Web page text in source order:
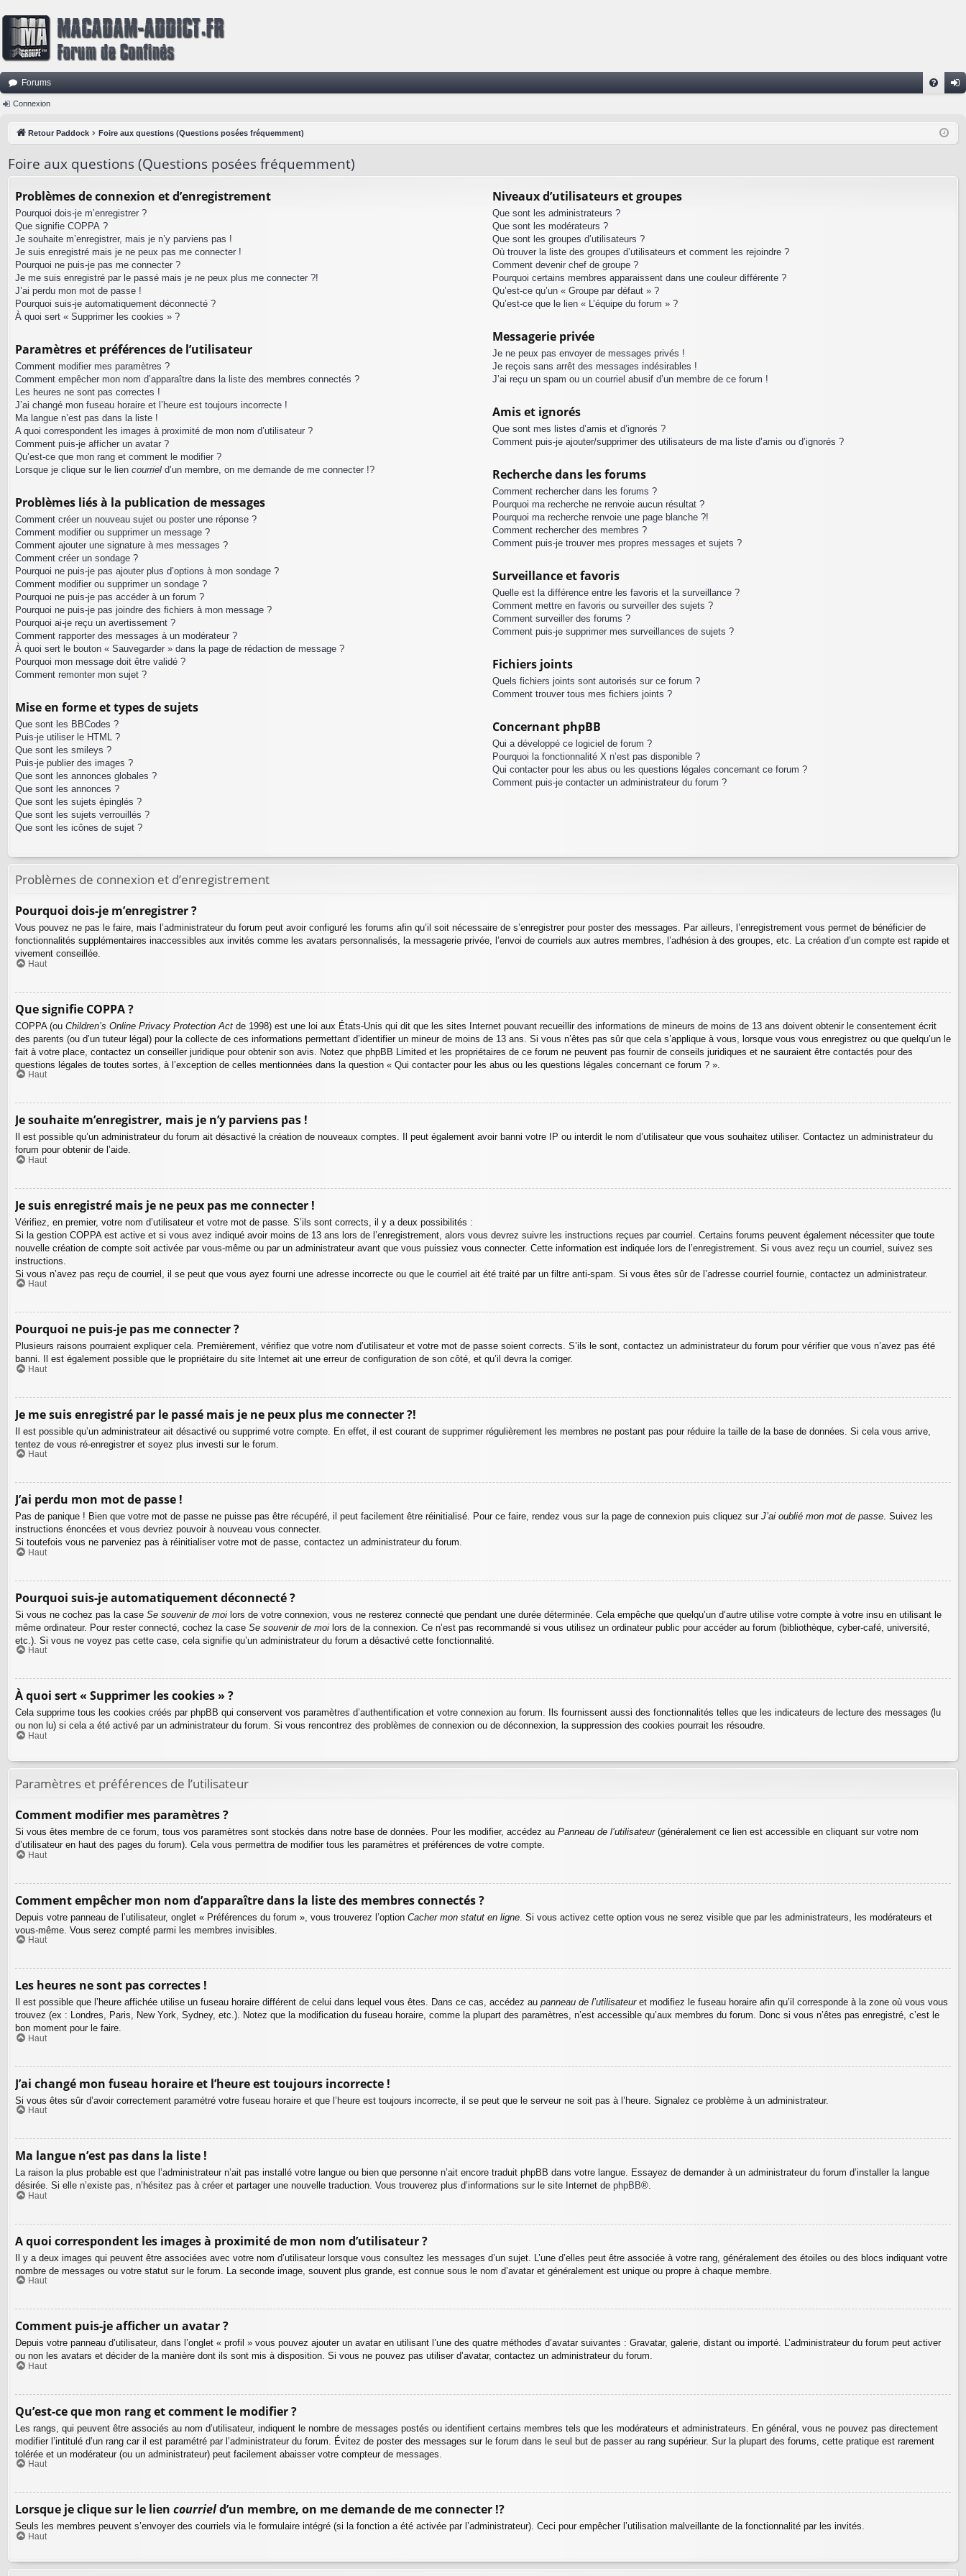
Forums
ne
Connexion
Retour Paddock Foire aux questions (Questions posées fréquemment)
Foire aux questions (Questions posées fréquemment)
Problèmes de connexion et d’enregistrement
Pourquoi dois-je m’enregistrer ?
Que signifie COPPA ?
Je souhaite m’enregistrer, mais je n’y parviens pas !
Je suis enregistré mais je ne peux pas me connecter !
Pourquoi ne puis-je pas me connecter ?
Je me suis enregistré par le passé mais je ne peux plus me connecter ?!
J’ai perdu mon mot de passe !
Pourquoi suis-je automatiquement déconnecté ?
À quoi sert « Supprimer les cookies » ?
Paramètres et préférences de l’utilisateur
Comment modifier mes paramètres ?
Comment empêcher mon nom d’apparaître dans la liste des membres connectés ?
Les heures ne sont pas correctes !
J’ai changé mon fuseau horaire et l’heure est toujours incorrecte !
Ma langue n’est pas dans la liste !
A quoi correspondent les images à proximité de mon nom d’utilisateur ?
Comment puis-je afficher un avatar ?
Qu’est-ce que mon rang et comment le modifier ?
Lorsque je clique sur le lien courriel d’un membre, on me demande de me connecter !?
Problèmes liés à la publication de messages
Comment créer un nouveau sujet ou poster une réponse ?
Comment modifier ou supprimer un message ?
Comment ajouter une signature à mes messages ?
Comment créer un sondage ?
Pourquoi ne puis-je pas ajouter plus d’options à mon sondage ?
Comment modifier ou supprimer un sondage ?
Pourquoi ne puis-je pas accéder à un forum ?
Pourquoi ne puis-je pas joindre des fichiers à mon message ?
Pourquoi ai-je reçu un avertissement ?
Comment rapporter des messages à un modérateur ?
À quoi sert le bouton « Sauvegarder » dans la page de rédaction de message ?
Pourquoi mon message doit être validé ?
Comment remonter mon sujet ?
Mise en forme et types de sujets
Que sont les BBCodes ?
Puis-je utiliser le HTML ?
Que sont les smileys ?
Puis-je publier des images ?
Que sont les annonces globales ?
Que sont les annonces ?
Que sont les sujets épinglés ?
Que sont les sujets verrouillés ?
Que sont les icônes de sujet ?
Niveaux d’utilisateurs et groupes
Que sont les administrateurs ?
Que sont les modérateurs ?
Que sont les groupes d’utilisateurs ?
Où trouver la liste des groupes d’utilisateurs et comment les rejoindre ?
Comment devenir chef de groupe ?
Pourquoi certains membres apparaissent dans une couleur différente ?
Qu’est-ce qu’un « Groupe par défaut » ?
Qu’est-ce que le lien « L’équipe du forum » ?
Messagerie privée
Je ne peux pas envoyer de messages privés !
Je reçois sans arrêt des messages indésirables !
J’ai reçu un spam ou un courriel abusif d’un membre de ce forum !
Amis et ignorés
Que sont mes listes d’amis et d’ignorés ?
Comment puis-je ajouter/supprimer des utilisateurs de ma liste d’amis ou d’ignorés ?
Recherche dans les forums
Comment rechercher dans les forums ?
Pourquoi ma recherche ne renvoie aucun résultat ?
Pourquoi ma recherche renvoie une page blanche ?!
Comment rechercher des membres ?
Comment puis-je trouver mes propres messages et sujets ?
Surveillance et favoris
Quelle est la différence entre les favoris et la surveillance ?
Comment mettre en favoris ou surveiller des sujets ?
Comment surveiller des forums ?
Comment puis-je supprimer mes surveillances de sujets ?
Fichiers joints
Quels fichiers joints sont autorisés sur ce forum ?
Comment trouver tous mes fichiers joints ?
Concernant phpBB
Qui a développé ce logiciel de forum ?
Pourquoi la fonctionnalité X n’est pas disponible ?
Qui contacter pour les abus ou les questions légales concernant ce forum ?
Comment puis-je contacter un administrateur du forum ?
Problèmes de connexion et d’enregistrement
Pourquoi dois-je m’enregistrer ?
Vous pouvez ne pas le faire, mais l’administrateur du forum peut avoir configuré les forums afin qu’il soit nécessaire de s’enregistrer pour poster des messages. Par ailleurs, l’enregistrement vous permet de bénéficier de
fonctionnalités supplémentaires inaccessibles aux invités comme les avatars personnalisés, la messagerie privée, l’envoi de courriels aux autres membres, l’adhésion à des groupes, etc. La création d’un compte est rapide et
vivement conseillée.
Haut
Que signifie COPPA ?
COPPA (ou Children’s Online Privacy Protection Act de 1998) est une loi aux États-Unis qui dit que les sites Internet pouvant recueillir des informations de mineurs de moins de 13 ans doivent obtenir le consentement écrit
des parents (ou d’un tuteur légal) pour la collecte de ces informations permettant d’identifier un mineur de moins de 13 ans. Si vous n’êtes pas sûr que cela s’applique à vous, lorsque vous vous enregistrez ou que quelqu’un le
fait à votre place, contactez un conseiller juridique pour obtenir son avis. Notez que phpBB Limited et les propriétaires de ce forum ne peuvent pas fournir de conseils juridiques et ne sauraient être contactés pour des
questions légales de toutes sortes, à l’exception de celles mentionnées dans la question « Qui contacter pour les abus ou les questions légales concernant ce forum ? ».
Haut
Je souhaite m’enregistrer, mais je n’y parviens pas !
Il est possible qu’un administrateur du forum ait désactivé la création de nouveaux comptes. Il peut également avoir banni votre IP ou interdit le nom d’utilisateur que vous souhaitez utiliser. Contactez un administrateur du
forum pour obtenir de l’aide.
Haut
Je suis enregistré mais je ne peux pas me connecter !
Vérifiez, en premier, votre nom d’utilisateur et votre mot de passe. S’ils sont corrects, il y a deux possibilités :
Si la gestion COPPA est active et si vous avez indiqué avoir moins de 13 ans lors de l’enregistrement, alors vous devrez suivre les instructions reçues par courriel. Certains forums peuvent également nécessiter que toute
nouvelle création de compte soit activée par vous-même ou par un administrateur avant que vous puissiez vous connecter. Cette information est indiquée lors de l’enregistrement. Si vous avez reçu un courriel, suivez ses
instructions.
Si vous n’avez pas reçu de courriel, il se peut que vous ayez fourni une adresse incorrecte ou que le courriel ait été traité par un filtre anti-spam. Si vous êtes sûr de l’adresse courriel fournie, contactez un administrateur.
Haut
Pourquoi ne puis-je pas me connecter ?
Plusieurs raisons pourraient expliquer cela. Premièrement, vérifiez que votre nom d’utilisateur et votre mot de passe soient corrects. S’ils le sont, contactez un administrateur du forum pour vérifier que vous n’avez pas été
banni. Il est également possible que le propriétaire du site Internet ait une erreur de configuration de son côté, et qu’il devra la corriger.
Haut
Je me suis enregistré par le passé mais je ne peux plus me connecter ?!
Il est possible qu’un administrateur ait désactivé ou supprimé votre compte. En effet, il est courant de supprimer régulièrement les membres ne postant pas pour réduire la taille de la base de données. Si cela vous arrive,
tentez de vous ré-enregistrer et soyez plus investi sur le forum.
Haut
J’ai perdu mon mot de passe !
Pas de panique ! Bien que votre mot de passe ne puisse pas être récupéré, il peut facilement être réinitialisé. Pour ce faire, rendez vous sur la page de connexion puis cliquez sur J’ai oublié mon mot de passe. Suivez les
instructions énoncées et vous devriez pouvoir à nouveau vous connecter.
Si toutefois vous ne parveniez pas à réinitialiser votre mot de passe, contactez un administrateur du forum.
Haut
Pourquoi suis-je automatiquement déconnecté ?
Si vous ne cochez pas la case Se souvenir de moi lors de votre connexion, vous ne resterez connecté que pendant une durée déterminée. Cela empêche que quelqu’un d’autre utilise votre compte à votre insu en utilisant le
même ordinateur. Pour rester connecté, cochez la case Se souvenir de moi lors de la connexion. Ce n’est pas recommandé si vous utilisez un ordinateur public pour accéder au forum (bibliothèque, cyber-café, université,
etc.). Si vous ne voyez pas cette case, cela signifie qu’un administrateur du forum a désactivé cette fonctionnalité.
Haut
À quoi sert « Supprimer les cookies » ?
Cela supprime tous les cookies créés par phpBB qui conservent vos paramètres d’authentification et votre connexion au forum. Ils fournissent aussi des fonctionnalités telles que les indicateurs de lecture des messages (lu
ou non lu) si cela a été activé par un administrateur du forum. Si vous rencontrez des problèmes de connexion ou de déconnexion, la suppression des cookies pourrait les résoudre.
Haut
Paramètres et préférences de l’utilisateur
Comment modifier mes paramètres ?
Si vous êtes membre de ce forum, tous vos paramètres sont stockés dans notre base de données. Pour les modifier, accédez au Panneau de l’utilisateur(généralement ce lien est accessible en cliquant sur votre nom
d’utilisateur en haut des pages du forum). Cela vous permettra de modifier tous les paramètres et préférences de votre compte.
Haut
Comment empêcher mon nom d’apparaître dans la liste des membres connectés ?
Depuis votre panneau de l’utilisateur, onglet « Préférences du forum », vous trouverez l’option Cacher mon statut en ligne . Si vous activez cette option vous ne serez visible que par les administrateurs, les modérateurs et
vous-même. Vous serez compté parmi les membres invisibles.
Haut
Les heures ne sont pas correctes !
Il est possible que l’heure affichée utilise un fuseau horaire différent de celui dans lequel vous êtes. Dans ce cas, accédez au panneau de l’utilisateuret modifiez le fuseau horaire afin qu’il corresponde à la zone où vous vous
trouvez (ex : Londres, Paris, New York, Sydney, etc.). Notez que la modification du fuseau horaire, comme la plupart des paramètres, n’est accessible qu’aux membres du forum. Donc si vous n’êtes pas enregistré, c’est le
bon moment pour le faire.
Haut
J’ai changé mon fuseau horaire et l’heure est toujours incorrecte !
Si vous êtes sûr d’avoir correctement paramétré votre fuseau horaire et que l’heure est toujours incorrecte, il se peut que le serveur ne soit pas à l’heure. Signalez ce problème à un administrateur.
Haut
Ma langue n’est pas dans la liste !
La raison la plus probable est que l’administrateur n’ait pas installé votre langue ou bien que personne n’ait encore traduit phpBB dans votre langue. Essayez de demander à un administrateur du forum d’installer la langue
désirée. Si elle n’existe pas, n’hésitez pas à créer et partager une nouvelle traduction. Vous trouverez plus d’informations sur le site Internet de phpBB®.
Haut
A quoi correspondent les images à proximité de mon nom d’utilisateur ?
Il y a deux images qui peuvent être associées avec votre nom d’utilisateur lorsque vous consultez les messages d’un sujet. L’une d’elles peut être associée à votre rang, généralement des étoiles ou des blocs indiquant votre
nombre de messages ou votre statut sur le forum. La seconde image, souvent plus grande, est connue sous le nom d’avatar et généralement est unique ou propre à chaque membre.
Haut
Comment puis-je afficher un avatar ?
Depuis votre panneau d’utilisateur, dans l’onglet « profil » vous pouvez ajouter un avatar en utilisant l’une des quatre méthodes d’avatar suivantes : Gravatar, galerie, distant ou importé. L’administrateur du forum peut activer
ou non les avatars et décider de la manière dont ils sont mis à disposition. Si vous ne pouvez pas utiliser d’avatar, contactez un administrateur du forum.
Haut
Qu’est-ce que mon rang et comment le modifier ?
Les rangs, qui peuvent être associés au nom d’utilisateur, indiquent le nombre de messages postés ou identifient certains membres tels que les modérateurs et administrateurs. En général, vous ne pouvez pas directement
modifier l’intitulé d’un rang car il est paramétré par l’administrateur du forum. Évitez de poster des messages sur le forum dans le seul but de passer au rang supérieur. Sur la plupart des forums, cette pratique est rarement
tolérée et un modérateur (ou un administrateur) peut facilement abaisser votre compteur de messages.
Haut
Lorsque je clique sur le lien courrield’un membre, on me demande de me connecter !?
Seuls les membres peuvent s’envoyer des courriels via le formulaire intégré (si la fonction a été activée par l’administrateur). Ceci pour empêcher l’utilisation malveillante de la fonctionnalité par les invités.
Haut